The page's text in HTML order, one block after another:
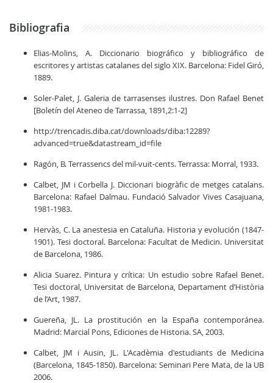
Bibliografia
Elias-Molins, A. Diccionario biográfico y bibliográfico de
escritores y artistas catalanes del siglo XIX. Barcelona: Fidel Giró,
1889.
Soler-Palet, J. Galeria de tarrasenses ilustres. Don Rafael Benet
[Boletín del Ateneo de Tarrassa, 1891,2:1-2]
http://trencadis.diba.cat/downloads/diba:12289?
advanced=true&datastream_id=file
Ragón, B. Terrassencs del mil-vuit-cents. Terrassa: Morral, 1933.
Calbet, JM i Corbella J. Diccionari biogràfic de metges catalans.
Barcelona: Rafael Dalmau. Fundació Salvador Vives Casajuana,
1981-1983.
Hervàs, C. La anestesia en Cataluña. Historia y evolución (1847-
1901). Tesi doctoral. Barcelona: Facultat de Medicin. Universitat
de Barcelona, 1986.
Alicia Suarez. Pintura y crítica: Un estudio sobre Rafael Benet.
Tesi doctoral, Universitat de Barcelona, Departament d’Història
de l’Art, 1987.
Guereña, JL. La prostitución en la España contemporánea.
Madrid: Marcial Pons, Ediciones de Historia. SA, 2003.
Calbet, JM i Ausin, JL. L'Acadèmia d'estudiants de Medicina
(Barcelona, 1845-1850). Barcelona: Seminari Pere Mata, de la UB
2006.